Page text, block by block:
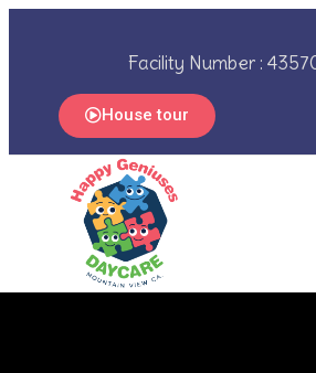
Facility Number :
House tour